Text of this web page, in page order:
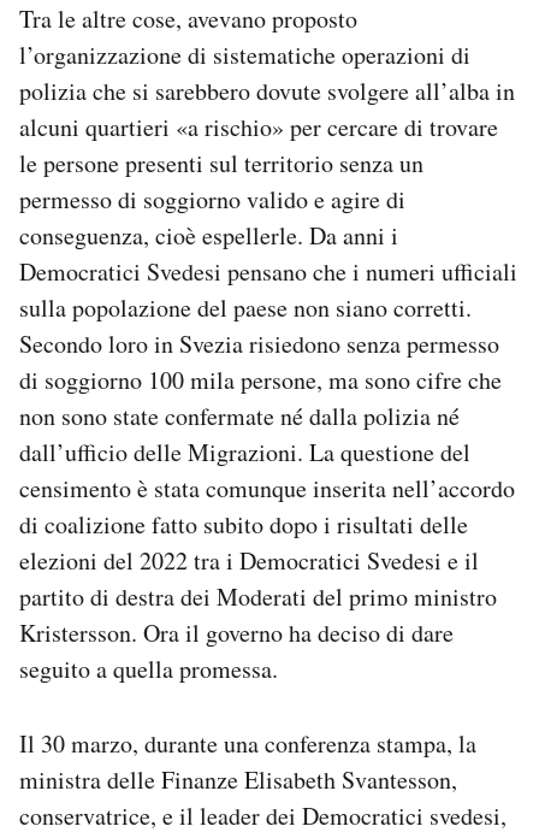
Tra le altre cose, avevano proposto
l’organizzazione di sistematiche operazioni di
polizia che si sarebbero dovute svolgere all’alba in
alcuni quartieri «a rischio» per cercare di trovare
le persone presenti sul territorio senza un
permesso di soggiorno valido e agire di
conseguenza, cioè espellerle. Da anni i
Democratici Svedesi pensano che i numeri ufficiali
sulla popolazione del paese non siano corretti.
Secondo loro in Svezia risiedono senza permesso
di soggiorno 100 mila persone, ma sono cifre che
non sono state confermate né dalla polizia né
dall’ufficio delle Migrazioni. La questione del
censimento è stata comunque inserita nell’accordo
di coalizione fatto subito dopo i risultati delle
elezioni del 2022 tra i Democratici Svedesi e il
partito di destra dei Moderati del primo ministro
Kristersson. Ora il governo ha deciso di dare
seguito a quella promessa.
Il 30 marzo, durante una conferenza stampa, la
ministra delle Finanze Elisabeth Svantesson,
conservatrice, e il leader dei Democratici svedesi,